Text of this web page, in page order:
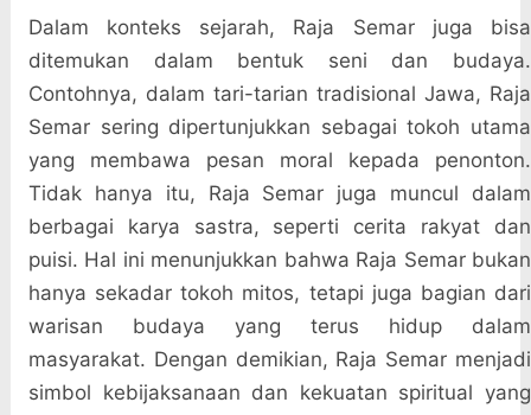
Dalam konteks sejarah, Raja Semar juga bisa
ditemukan dalam bentuk seni dan budaya.
Contohnya, dalam tari-tarian tradisional Jawa, Raja
Semar sering dipertunjukkan sebagai tokoh utama
yang membawa pesan moral kepada penonton.
Tidak hanya itu, Raja Semar juga muncul dalam
berbagai karya sastra, seperti cerita rakyat dan
puisi. Hal ini menunjukkan bahwa Raja Semar bukan
hanya sekadar tokoh mitos, tetapi juga bagian dari
warisan budaya yang terus hidup dalam
masyarakat. Dengan demikian, Raja Semar menjadi
simbol kebijaksanaan dan kekuatan spiritual yang